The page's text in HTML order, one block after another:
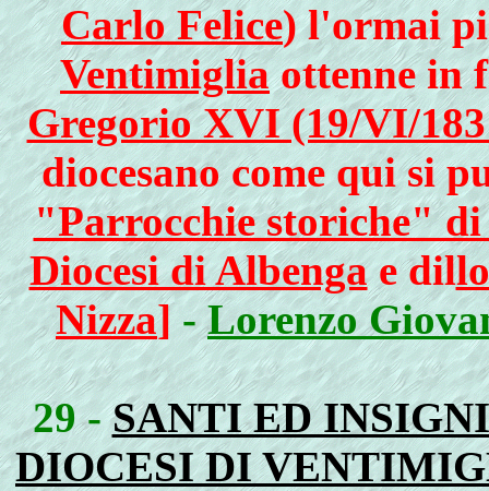
Carlo Felice) l'ormai
Ventimigliaottenne in
Gregorio XVI (19/VI/
diocesano come qui si
"Parrocchie storiche"
Diocesi di Albengae dil
Nizza]-Lorenzo
29 -SANTI ED
DIOCESI DI